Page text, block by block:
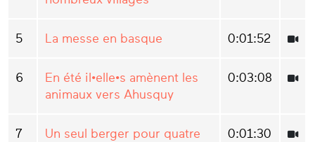
5 La messe en basque 0:01:52
6
En été il•elle•s amènent les
animaux vers Ahusquy
0:03:08
7
Un seul berger pour quatre
0:01:30